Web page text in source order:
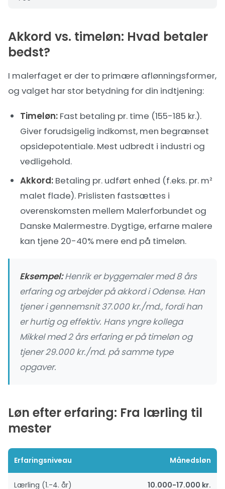
Akkord vs. timeløn: Hvad betaler
bedst?
I malerfaget er der to primære aflønningsformer,
og valget har stor betydning for din indtjening:
Timeløn: Fast betaling pr. time (155-185 kr.).
Giver forudsigelig indkomst, men begrænset
opsidepotentiale. Mest udbredt i industri og
vedligehold.
Akkord: Betaling pr. udført enhed (f.eks. pr. m²
malet flade). Prislisten fastsættes i
overenskomsten mellem Malerforbundet og
Danske Malermestre. Dygtige, erfarne malere
kan tjene 20-40% mere end på timeløn.
Eksempel:Henrik er byggemaler med 8 års
erfaring og arbejder på akkord i Odense. Han
tjener i gennemsnit 37.000 kr./md., fordi han
er hurtig og effektiv. Hans yngre kollega
Mikkel med 2 års erfaring er på timeløn og
tjener 29.000 kr./md. på samme type
opgaver.
Løn efter erfaring: Fra lærling til
mester
Erfaringsniveau Månedsløn
Lærling (1.-4. år) 10.000-17.000 kr.